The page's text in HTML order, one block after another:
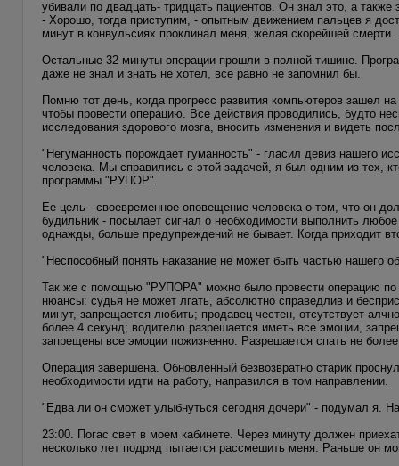
убивали по двадцать- тридцать пациентов. Он знал это, а
- Хорошо, тогда приступим, - опытным движением пальцев я
минут в конвульсиях проклинал меня, желая скорейшей смерти.
Остальные 32 минуты операции прошли в полной тишине.
даже не знал и знать не хотел, все равно не запомнил бы.
Помню тот день, когда прогресс развития компьютеров зашел
чтобы провести операцию. Все действия проводились, будто
исследования здорового мозга, вносить изменения и видеть
"Негуманность порождает гуманность" - гласил девиз нашего
человека. Мы справились с этой задачей, я был одним из тех,
программы "РУПОР".
Ее цель - своевременное оповещение человека о том, что он
будильник - посылает сигнал о необходимости выполнить
однажды, больше предупреждений не бывает. Когда приходит
"Неспособный понять наказание не может быть частью нашего
Так же с помощью "РУПОРА" можно было провести операцию по
нюансы: судья не может лгать, абсолютно справедлив и
минут, запрещается любить; продавец честен, отсутствует
более 4 секунд; водителю разрешается иметь все эмоции,
запрещены все эмоции пожизненно. Разрешается спать не
Операция завершена. Обновленный безвозвратно старик
необходимости идти на работу, направился в том направлении.
"Едва ли он сможет улыбнуться сегодня дочери" - подумал я.
23:00. Погас свет в моем кабинете. Через минуту должен
несколько лет подряд пытается рассмешить меня. Раньше он